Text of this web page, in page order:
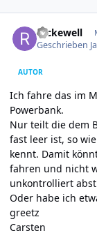
reckewell
Geschrieben
AUTOR
Ich fahre das im
Powerbank.
Nur teilt die dem
fast leer ist, so
kennt. Damit
fahren und nicht
unkontrolliert
Oder habe ich
greetz
Carsten